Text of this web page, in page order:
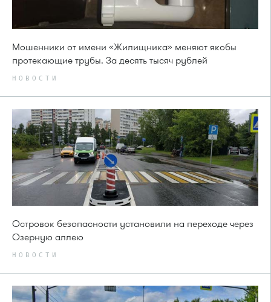
Мошенники от имени «Жилищника» меняют якобы
протекающие трубы. За десять тысяч рублей
НОВОСТИ
Островок безопасности установили на переходе через
Озерную аллею
НОВОСТИ